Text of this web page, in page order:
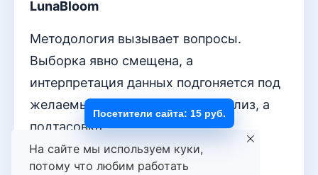
LunaBloom
Методология вызывает вопросы.
Выборка явно смещена, а
интерпретация данных подгоняется под
желаемый результат. Это не анализ, а
подтасовка.
CherryBlossom
На сайте мы используем куки,
потому что любим работать
Посетители сайта: 15 руб.